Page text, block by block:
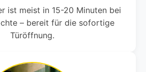
ist meist in 15-20 Minuten bei
– bereit für die sofortige
Türöffnung.